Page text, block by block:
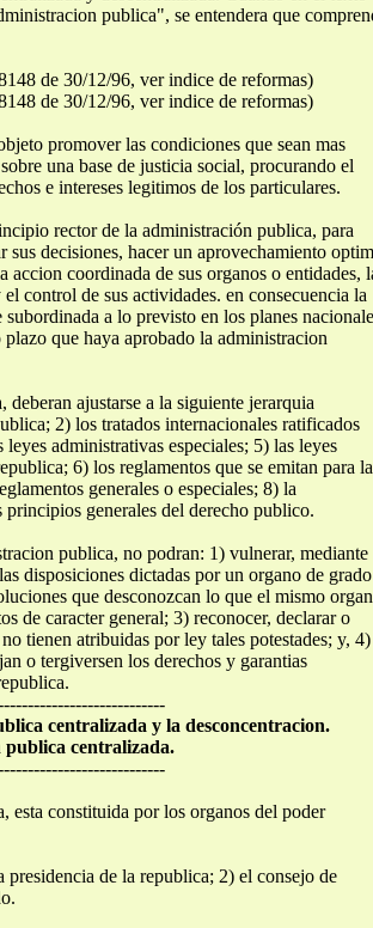
publica", se entendera que
de 30/12/96, ver indice de reformas)
de 30/12/96, ver indice de reformas)
promover las condiciones que sean mas
una base de justicia social, procurando el
e intereses legitimos de los particulares.
rector de la administración publica, para
decisiones, hacer un aprovechamiento
accion coordinada de sus organos o entidades,
control de sus actividades. en consecuencia la
a lo previsto en los planes
que haya aprobado la administracion
ajustarse a la siguiente jerarquia
2) los tratados internacionales ratificados
administrativas especiales; 5) las leyes
6) los reglamentos que se emitan para la
generales o especiales; 8) la
generales del derecho publico.
publica, no podran: 1) vulnerar, mediante
disposiciones dictadas por un organo de grado
que desconozcan lo que el mismo
de caracter general; 3) reconocer, declarar o
tienen atribuidas por ley tales potestades; y, 4)
o tergiversen los derechos y garantias
centralizada y la desconcentracion.
centralizada.
esta constituida por los organos del poder
de la republica; 2) el consejo de